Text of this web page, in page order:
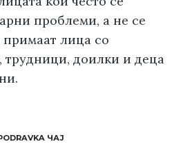
проблеми, а не се
примаат лица со
трудници, доилки и деца
ЧАЈ